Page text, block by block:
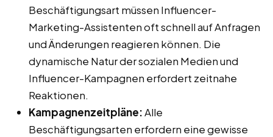
Beschäftigungsart müssen Influencer-
Marketing-Assistenten oft schnell auf Anfragen
und Änderungen reagieren können. Die
dynamische Natur der sozialen Medien und
Influencer-Kampagnen erfordert zeitnahe
Reaktionen.
Kampagnenzeitpläne:Alle
Beschäftigungsarten erfordern eine gewisse